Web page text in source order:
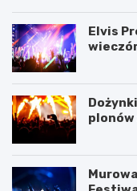
Elvis
plonów